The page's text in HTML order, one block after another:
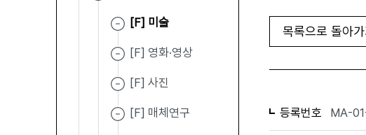
[F] 미술
[F] 영화·영상
[F] 사진
[F] 매체연구
목록으로 돌아가
등록번호 MA-